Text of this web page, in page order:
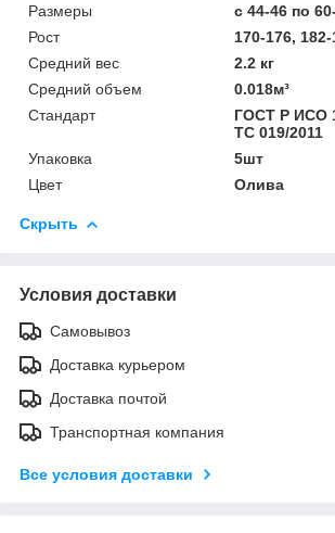
Размеры
с 44-46 по
Рост
170-176, 182-
Средний вес
2.2 кг
Средний объем
0.018м³
Стандарт
ГОСТ Р ИСО
ТС 019/2011
Упаковка
5шт
Цвет
Олива
Скрыть
Условия доставки
Самовывоз
Доставка курьером
Доставка почтой
Транспортная компания
Все условия доставки